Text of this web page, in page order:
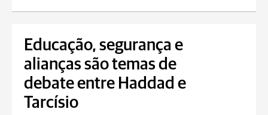
Educação, segurança e
alianças são temas de
debate entre Haddad e
Tarcísio